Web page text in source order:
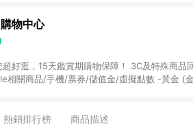
物中心
，15天鑑賞期購物保障！ 3C及特殊商品回饋，請以訂單
相關商品/手機/票券/儲值金/虛擬點數 -黃金 (
者 - 購物中心商店之商品：商品賣場中有標示
熱銷排行榜 商品描述